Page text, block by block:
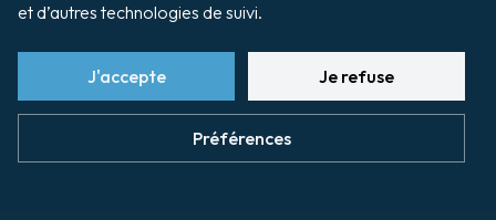
et d’autres technologies de suivi.
Préférences
Je refuse
J'accepte
Payer ma facture
footer
Plan du site